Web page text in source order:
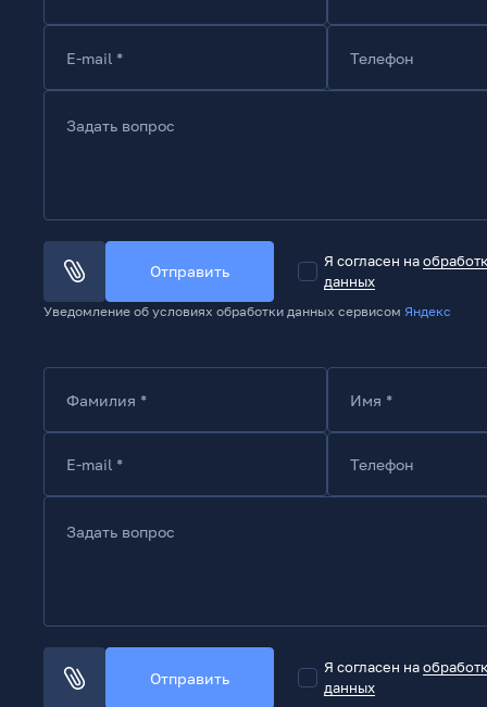
E-mail * Телефон
Задать вопрос
Отправить
Я согласен на
данных
Уведомление об условиях обработки данных сервисом Яндекс
Фамилия * Имя *
E-mail * Телефон
Задать вопрос
Отправить
Я согласен на
данных